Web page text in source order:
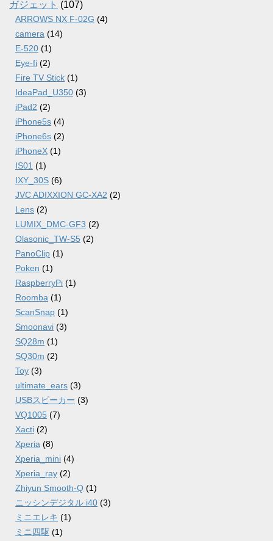
ガジェット (107)
ARROWS NX F-02G (4)
camera (14)
E-520 (1)
Eye-fi (2)
Fire TV Stick (1)
IdeaPad_U350 (3)
iPad2 (2)
iPhone5s (4)
iPhone6s (2)
iPhoneX (1)
IS01 (1)
IXY_30S (6)
JVC ADIXXION GC-XA2 (2)
Lens (2)
LUMIX_DMC-GF3 (2)
Olasonic_TW-S5 (2)
PanoClip (1)
Poken (1)
RaspberryPi (1)
Roomba (1)
ScanSnap (1)
Smoonavi (3)
SQ28m (1)
SQ30m (2)
Toy (3)
ultimate_ears (3)
USBスピーカー (3)
VQ1005 (7)
Xacti (2)
Xperia (8)
Xperia_mini (4)
Xperia_ray (2)
Zhiyun Smooth-Q (1)
ニッシンデジタル i40 (3)
ミニエレキ (1)
ミニ四駆 (1)